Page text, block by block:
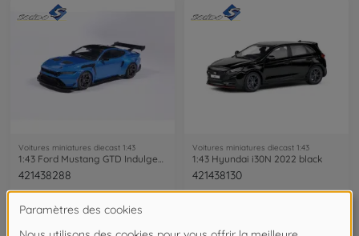
Voitures miniatures diecast 1:43
1:43 Ford Mustang GTD Indulgent blue
421438288
€25.99
Voitures miniatures diecast 1:43
1:43 Hyundai i30N 2022 black
421438130
€25.99